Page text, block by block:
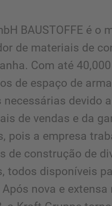
BAUSTOFFE é o
de materiais de
Com até
de espaço de
necessárias devido
de vendas e da
pois a empresa
de construção de
todos disponíveis
nova e extensa